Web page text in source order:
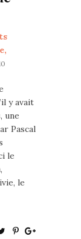
y avait
une
Pascal
le
le